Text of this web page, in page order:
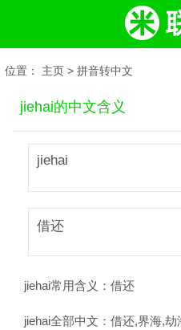
位置： 主页 > 拼音转中文
jiehai的中文含义
jiehai
借还
jiehai常用含义： 借还
jiehai全部中文： 借还,界海,劫